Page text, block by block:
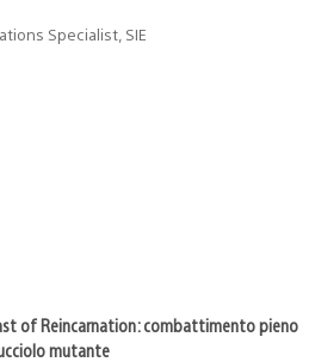
Specialist, SIE
of Reincarnation: combattimento pieno
mutante